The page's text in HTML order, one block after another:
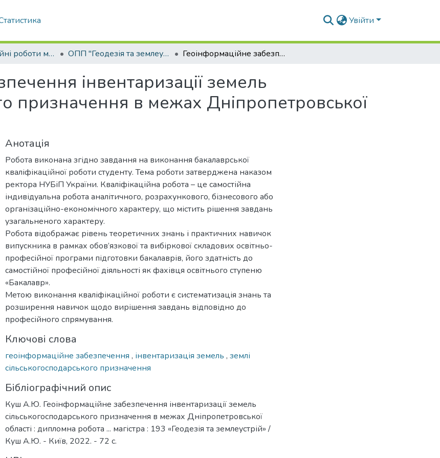
Увійти
Кваліфікаційні роботи магістрів ОПП "Геодезія та землеустрій" Геоінформаційне забезпечення інвентаризації земель сільськогосподарського призначення в межах Дніпропетровської області
інвентаризації земель
призначення в межах Дніпропетровської
Анотація
Робота виконана згідно завдання на виконання бакалаврської
кваліфікаційної роботи студенту. Тема роботи затверджена наказом
ректора НУБіП України. Кваліфікаційна робота – це самостійна
індивідуальна робота аналітичного, розрахункового, бізнесового або
організаційно-економічного характеру, що містить рішення завдань
узагальненого характеру.
Робота відображає рівень теоретичних знань і практичних навичок
випускника в рамках обов’язкової та вибіркової складових освітньо-
професійної програми підготовки бакалаврів, його здатність до
самостійної професійної діяльності як фахівця освітнього ступеню
«Бакалавр».
Метою виконання кваліфікаційної роботи є систематизація знань та
розширення навичок щодо вирішення завдань відповідно до
професійного спрямування.
Ключові слова
геоінформаційне забезпечення , інвентаризація земель , землі
сільськогосподарського призначення
Бібліографічний опис
Куш А.Ю. Геоінформаційне забезпечення інвентаризації земель
сільськогосподарського призначення в межах Дніпропетровської
області : дипломна робота ... магістра : 193 «Геодезія та землеустрій» /
Куш А.Ю. - Київ, 2022. - 72 с.